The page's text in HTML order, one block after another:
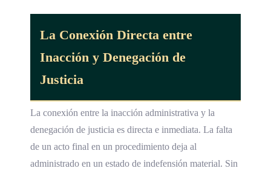
La Conexión Directa entre
Inacción y Denegación de
Justicia
La conexión entre la inacción administrativa y la
denegación de justicia es directa e inmediata. La falta
de un acto final en un procedimiento deja al
administrado en un estado de indefensión material. Sin